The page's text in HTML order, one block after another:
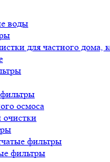
воды
для частного дома,
осмоса
фильтры
фильтры